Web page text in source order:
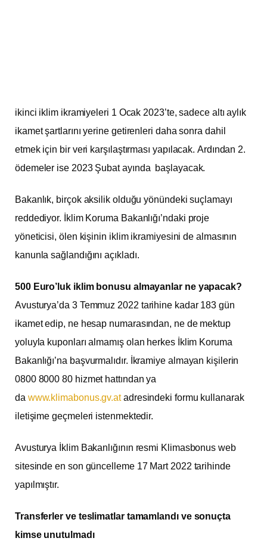
ikinci iklim ikramiyeleri 1 Ocak 2023’te, sadece altı aylık
ikamet şartlarını yerine getirenleri daha sonra dahil
etmek için bir veri karşılaştırması yapılacak. Ardından 2.
ödemeler ise 2023 Şubat ayında başlayacak.
Bakanlık, birçok aksilik olduğu yönündeki suçlamayı
reddediyor. İklim Koruma Bakanlığı’ndaki proje
yöneticisi, ölen kişinin iklim ikramiyesini de almasının
kanunla sağlandığını açıkladı.
500 Euro’luk iklim bonusu almayanlar ne yapacak?
Avusturya’da 3 Temmuz 2022 tarihine kadar 183 gün
ikamet edip, ne hesap numarasından, ne de mektup
yoluyla kuponları almamış olan herkes İklim Koruma
Bakanlığı’na başvurmalıdır. İkramiye almayan kişilerin
0800 8000 80 hizmet hattından ya
da www.klimabonus.gv.atadresindeki formu kullanarak
iletişime geçmeleri istenmektedir.
Avusturya İklim Bakanlığının resmi Klimasbonus web
sitesinde en son güncelleme 17 Mart 2022 tarihinde
yapılmıştır.
Transferler ve teslimatlar tamamlandı ve sonuçta
kimse unutulmadı